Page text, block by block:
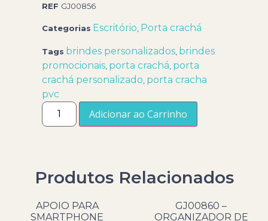
REF GJ00856
Categorias Escritório Porta crachá
Tags brindes personalizados brindes
promocionais porta crachá porta
crachá personalizado porta cracha
pvc
Adicionar ao Carrinho
Produtos Relacionados
APOIO PARA
SMARTPHONE
GJ00860 –
ORGANIZADOR DE